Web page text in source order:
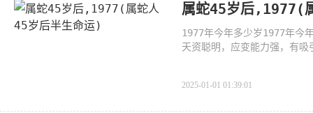
属蛇45岁后,1977(
1977年今年多少岁1977年今
天资聪明，应变能力强，有
2025-01-01 01:39:01